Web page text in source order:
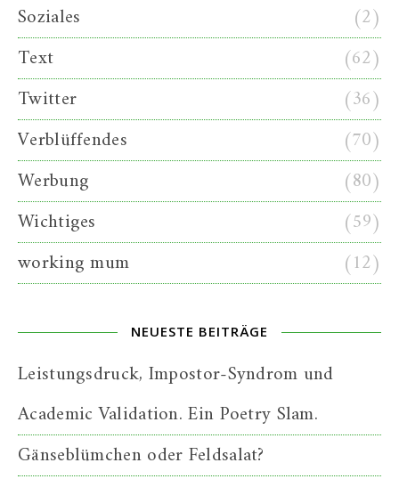
Soziales
(2)
Text
(62)
Twitter
(36)
Verblüffendes
(70)
Werbung
(80)
Wichtiges
(59)
working mum
(12)
NEUESTE BEITRÄGE
Leistungsdruck, Impostor-Syndrom und
Academic Validation. Ein Poetry Slam.
Gänseblümchen oder Feldsalat?